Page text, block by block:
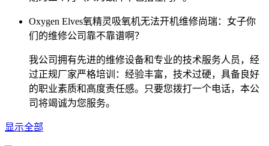
Oxygen Elves氧精灵吸氧机无法开机维修尚瑞：女子你
们的维修公司靠不靠谱啊？
我公司拥有先进的维修设备和专业的技术服务人员，经
过正规厂家严格培训：经验丰富，技术过硬，具备良好
的职业素质和高度责任感。只要您拨打一个电话，本公
司将竭诚为您服务。
显示全部